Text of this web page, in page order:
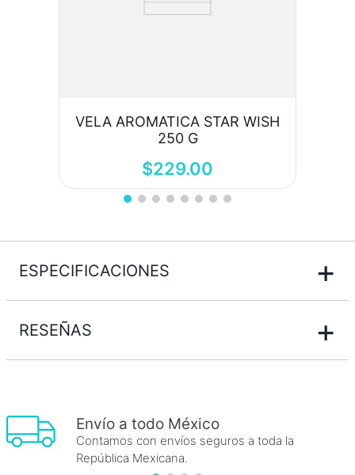
VELA AROMATICA STAR WISH
250 G
$229.00
ESPECIFICACIONES +
RESEÑAS +
Envío a todo México
Contamos con envíos seguros a toda la
República Mexicana.